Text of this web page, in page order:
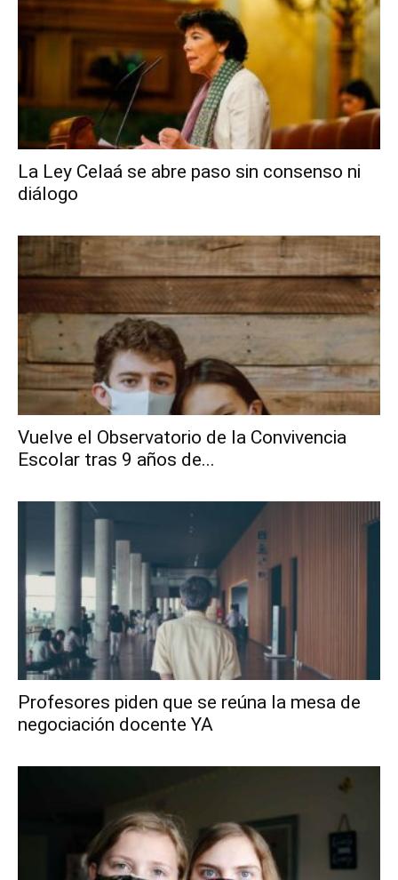
La Ley Celaá se abre paso sin consenso ni
diálogo
Vuelve el Observatorio de la Convivencia
Escolar tras 9 años de...
Profesores piden que se reúna la mesa de
negociación docente YA